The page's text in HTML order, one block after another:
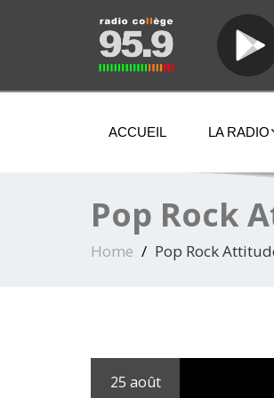
ACCUEIL LA RADIO
Pop Rock
Home Pop Rock
25 août